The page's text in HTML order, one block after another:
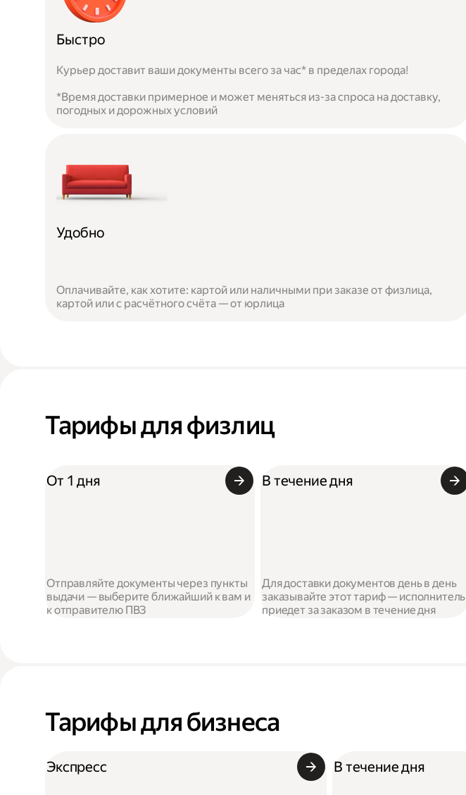
Быстро
Курьер доставит ваши документы всего за час* в пределах города!
*Время доставки примерное и может меняться из-за спроса на доставку,
погодных и дорожных условий
Удобно
Оплачивайте, как хотите: картой или наличными при заказе от физлица,
картой или с расчётного счёта — от юрлица
Тарифы для физлиц
От 1 дня
Отправляйте документы через пункты
выдачи — выберите ближайший к вам и
к отправителю ПВЗ
В течение дня
Для доставки документов день в день
заказывайте этот тариф — исполнитель
приедет за заказом в течение дня
Тарифы для бизнеса
Экспресс В течение дня